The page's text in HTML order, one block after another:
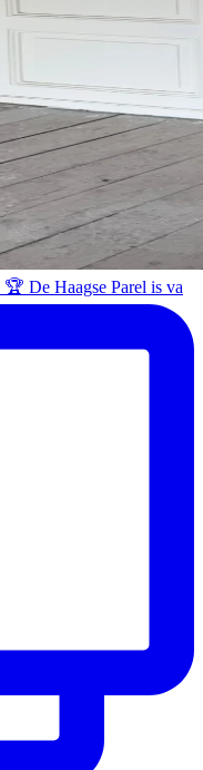
De Haagse Parel is va